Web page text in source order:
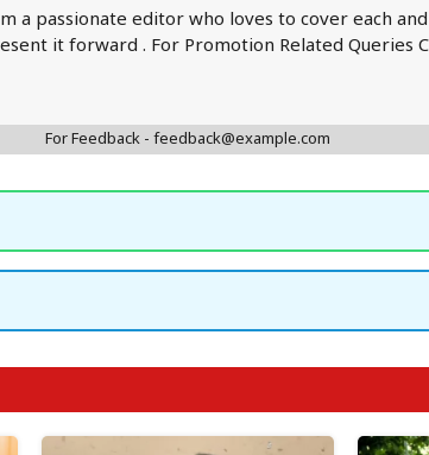
a passionate editor who loves to cover each
it forward . For Promotion Related Queries
For Feedback - feedback@example.com